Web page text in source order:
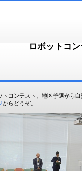
ロボットコ
コンテスト。地区予選から白
からどうぞ。